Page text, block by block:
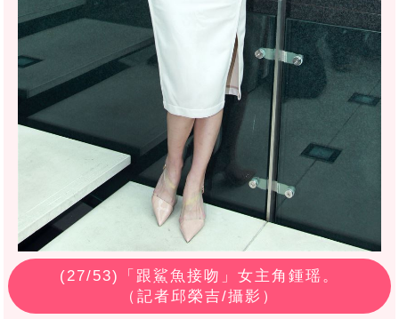
(27/53)「跟鯊魚接吻」女主角鍾瑶。
（記者邱榮吉/攝影）